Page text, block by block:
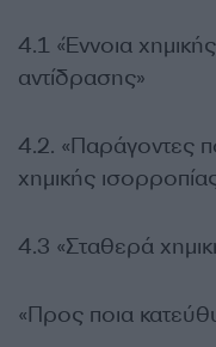
4.1 «Έννοια
αντίδρασης»
4.2. «Παράγοντες
χημικής
4.3 «Σταθερά
«Προς ποια